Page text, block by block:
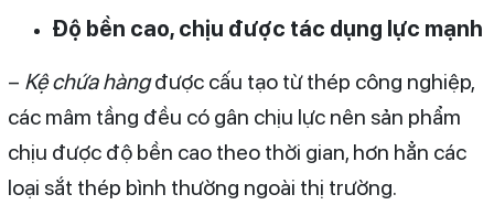
Độ bền cao, chịu được tác dụng lực mạnh
– Kệ chứa hàngđược cấu tạo từ thép công nghiệp,
các mâm tầng đều có gân chịu lực nên sản phẩm
chịu được độ bền cao theo thời gian, hơn hẳn các
loại sắt thép bình thường ngoài thị trường.